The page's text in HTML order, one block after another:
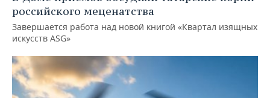
российского меценатства
Завершается работа над новой книгой «Квартал изящных
искусств ASG»